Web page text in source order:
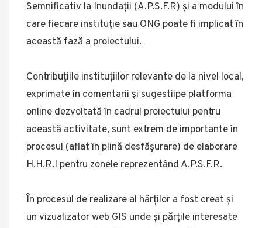
Semnificativ la Inundații (A.P.S.F.R) și a modului în
care fiecare instituție sau ONG poate fi implicat în
această fază a proiectului.
Contribuţiile instituțiilor relevante de la nivel local,
exprimate în comentarii şi sugestiipe platforma
online dezvoltată în cadrul proiectului pentru
această activitate, sunt extrem de importante în
procesul (aflat în plină desfăşurare) de elaborare
H.H.R.I pentru zonele reprezentând A.P.S.F.R.
În procesul de realizare al hărților a fost creat și
un vizualizator web GIS unde și părțile interesate